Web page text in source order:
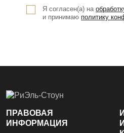
Я согласен(а) на
и принимаю политику
ПРАВОВАЯ
ИНФОРМАЦИЯ